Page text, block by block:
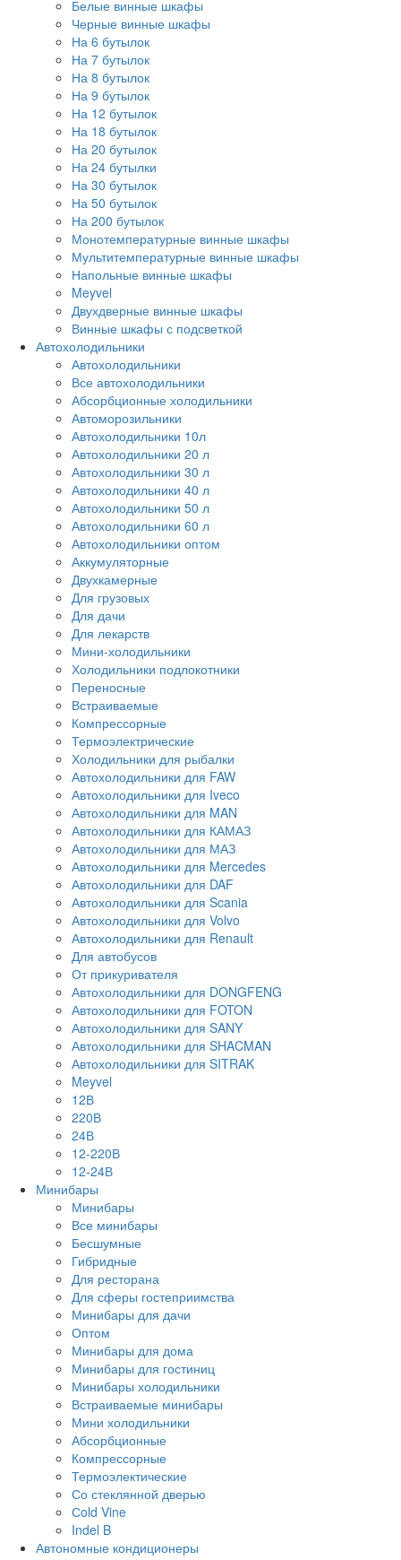
Белые винные шкафы
Черные винные шкафы
На 6 бутылок
На 7 бутылок
На 8 бутылок
На 9 бутылок
На 12 бутылок
На 18 бутылок
На 20 бутылок
На 24 бутылки
На 30 бутылок
На 50 бутылок
На 200 бутылок
Монотемпературные винные шкафы
Мультитемпературные винные шкафы
Напольные винные шкафы
Meyvel
Двухдверные винные шкафы
Винные шкафы с подсветкой
Автохолодильники
Автохолодильники
Все автохолодильники
Абсорбционные холодильники
Автоморозильники
Автохолодильники 10л
Автохолодильники 20 л
Автохолодильники 30 л
Автохолодильники 40 л
Автохолодильники 50 л
Автохолодильники 60 л
Автохолодильники оптом
Аккумуляторные
Двухкамерные
Для грузовых
Для дачи
Для лекарств
Мини-холодильники
Холодильники подлокотники
Переносные
Встраиваемые
Компрессорные
Термоэлектрические
Холодильники для рыбалки
Автохолодильники для FAW
Автохолодильники для Iveco
Автохолодильники для MAN
Автохолодильники для КАМАЗ
Автохолодильники для МАЗ
Автохолодильники для Mercedes
Автохолодильники для DAF
Автохолодильники для Scania
Автохолодильники для Volvo
Автохолодильники для Renault
Для автобусов
От прикуривателя
Автохолодильники для DONGFENG
Автохолодильники для FOTON
Автохолодильники для SANY
Автохолодильники для SHACMAN
Автохолодильники для SITRAK
Meyvel
12В
220В
24В
12-220В
12-24В
Минибары
Минибары
Все минибары
Бесшумные
Гибридные
Для ресторана
Для сферы гостеприимства
Минибары для дачи
Оптом
Минибары для дома
Минибары для гостиниц
Минибары холодильники
Встраиваемые минибары
Мини холодильники
Абсорбционные
Компрессорные
Термоэлектические
Со стеклянной дверью
Сold Vine
Indel B
Автономные кондиционеры